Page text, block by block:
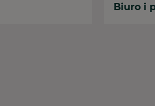
Biuro i